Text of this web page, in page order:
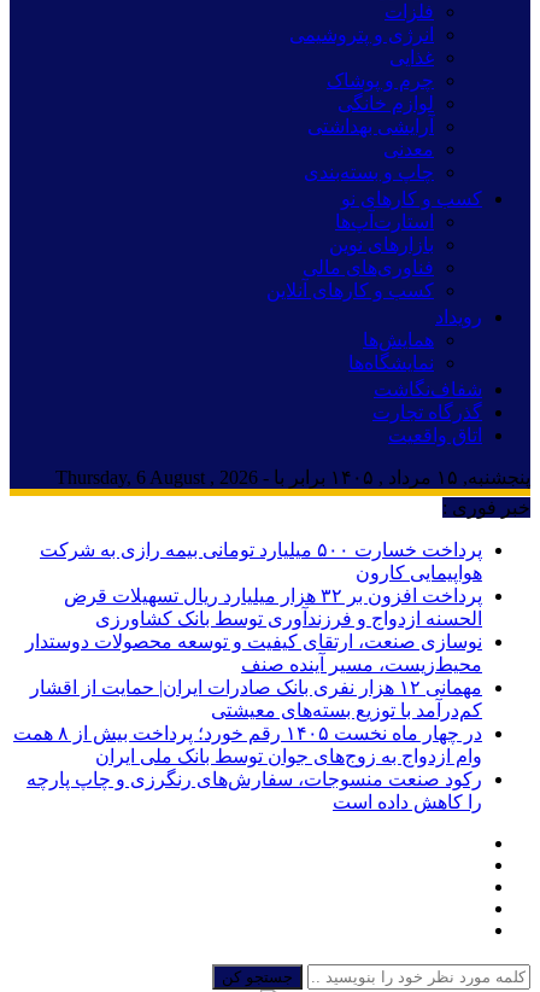
فلزات
انرژی و پتروشیمی
غذایی
چرم و پوشاک
لوازم خانگی
آرایشی بهداشتی
معدنی
چاپ و بسته‌بندی
کسب و کارهای نو
استارت‌آپ‌ها
بازارهای نوین
فناوری‌های مالی
کسب و کارهای آنلاین
رویداد
همایش‌ها
نمایشگاه‌ها
شفاف‌نگاشت
گذرگاه تجارت
اتاق واقعیت
پنجشنبه, ۱۵ مرداد , ۱۴۰۵ برابر با - Thursday, 6 August , 2026
خبر فوری :
پرداخت خسارت ۵۰۰ میلیارد تومانی بیمه رازی به شرکت
هواپیمایی کارون
پرداخت افزون بر ۳۲ هزار میلیارد ریال تسهیلات قرض
الحسنه ازدواج و فرزندآوری توسط بانک کشاورزی
نوسازی صنعت، ارتقای کیفیت و توسعه محصولات دوستدار
محیط‌زیست، مسیر آینده صنف
مهمانی ۱۲ هزار نفری بانک صادرات ایران| حمایت از اقشار
کم‌درآمد با توزیع بسته‌های معیشتی
در چهار ماه نخست ۱۴۰۵ رقم خورد؛ پرداخت بیش از ۸ همت
وام ازدواج به زوج‌های جوان توسط بانک ملی ایران
رکود صنعت منسوجات، سفارش‌های رنگرزی و چاپ پارچه
را کاهش داده است
جستجو کن